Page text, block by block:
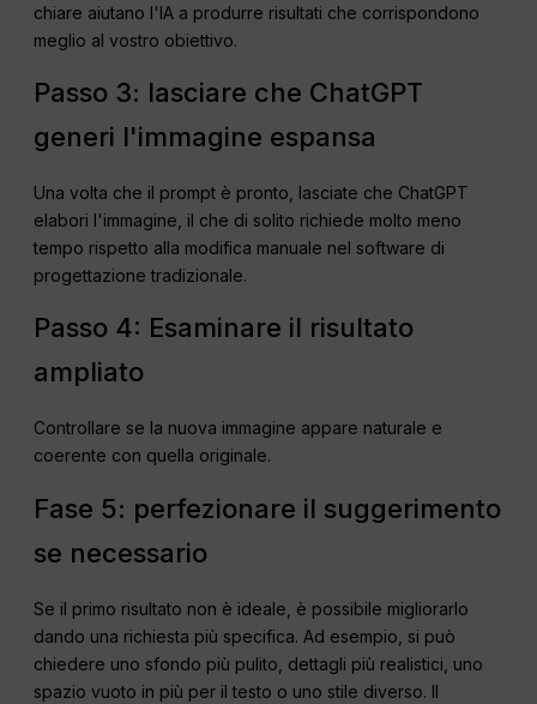
chiare aiutano l'IA a produrre risultati che corrispondono
meglio al vostro obiettivo.
Passo 3: lasciare che ChatGPT
generi l'immagine espansa
Una volta che il prompt è pronto, lasciate che ChatGPT
elabori l'immagine, il che di solito richiede molto meno
tempo rispetto alla modifica manuale nel software di
progettazione tradizionale.
Passo 4: Esaminare il risultato
ampliato
Controllare se la nuova immagine appare naturale e
coerente con quella originale.
Fase 5: perfezionare il suggerimento
se necessario
Se il primo risultato non è ideale, è possibile migliorarlo
dando una richiesta più specifica. Ad esempio, si può
chiedere uno sfondo più pulito, dettagli più realistici, uno
spazio vuoto in più per il testo o uno stile diverso. Il